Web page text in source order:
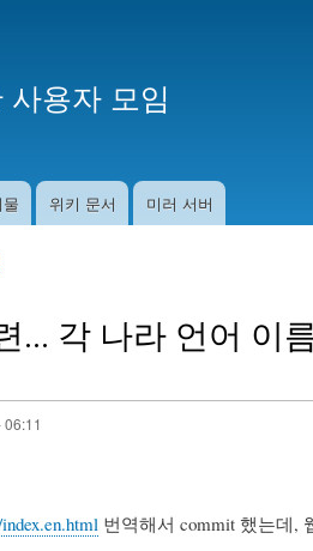
용자 모임
위키 문서 미러 서버
... 각 나라 언어 이
번역해서 commit 했는데,